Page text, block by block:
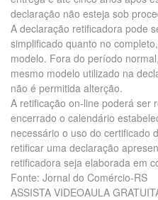
declaração não esteja sob
A declaração retificadora pode
simplificado quanto no
modelo. Fora do período
mesmo modelo utilizado na
não é permitida alterção.
A retificação on-line poderá ser
encerrado o calendário
necessário o uso do certificado
retificar uma declaração
retificadora seja elaborada em
Fonte: Jornal do Comércio-RS
ASSISTA VIDEOAULA